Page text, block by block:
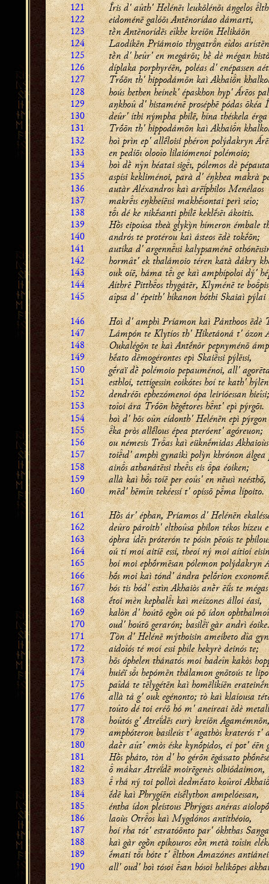
121 Îris d' aûth' Helénēı leukōlénōı áŋgelos
122 eidoménē galóōı Antēnorídao dámarti,
123 tḕn Antēnorídēs eîkhe kreíōn Helikáōn
124 Laodíkēn Priámoio thygatrn eîdos
125 tḕn d' heûr' en megárōı; hḕ dè mégan
126 díplaka porphyréēn, poléas d' enépassen
127 Trṓōn th' hippodámōn kaì Akhain
128 hoús hethen heínek' épaskhon hyp' Árēos
129 aŋkhoû d' histaménē proséphē pódas ōkéa
130 deûr' íthi nýmpha phílē, hína théskela
131 Trṓōn th' hippodámōn kaì Akhain
132 hoì prìn ep' allḗloisi phéron polýdakryn
133 en pedíōı olooîo lilaiómenoi polémoio;
134 hoì dḕ nŷn héatai sigı, pólemos dè
135 aspísi kekliménoi, parà d' éŋkhea makrà
136 autàr Aléxandros kaì arēḯphilos Menélaos
137 makrıs eŋkheíēısi makhḗsontai perì seîo;
138 tı dé ke nikḗsanti phílē keklḗsēı ákoitis.
139 Hṑs eipoûsa theà glykỳn hímeron émbale
140 andrós te protérou kaì ásteos ēdè tokḗōn;
141 autíka d' argennısi kalypsaménē
142 hormât' ek thalámoio téren katà dákry
143 ouk oíē, háma tı ge kaì amphípoloi dý'
144 Aíthrē Pitthos thygátēr, Klyménē te
145 aîpsa d' épeith' híkanon hóthi Skaiaì pýlai
146 Hoì d' amphì Príamon kaì Pánthoos ēdè
147 Lámpón te Klytíos th' Hiketáoná t' ózon
148 Oukalégōn te kaì Antḗnōr pepnyménō
149 hḗato dēmogérontes epì Skaiısi pýlēısi,
150 gḗraï dḕ polémoio pepauménoi, all'
151 esthloí, tettígessin eoikótes hoí te kath' hýlēn
152 dendréōı ephezómenoi ópa leirióessan hieîsi;
153 toîoi ára Trṓōn hēgḗtores hnt' epì pýrgōı.
154 hoì d' hōs oûn eídonth' Helénēn epì pýrgon
155 ka pròs allḗlous épea pteróent' agóreuon;
156 ou némesis Tras kaì eüknḗmidas Akhaioùs
157 toiıd' amphì gynaikì polỳn khrónon álgea
158 ains athanátēısi theıs eis pa éoiken;
159 allà kaì hs toíē per eoûs' en nēusì neésthō,
160 mēd' hēmîn tekéessí t' opíssō pma lípoito.
161 Hṑs ár' éphan, Príamos d' Helénēn
162 deûro pároith' elthoûsa phílon tékos hízeu
163 óphra ídēı próterón te pósin pēoús te
164 oú tí moi aitíē essí, theoí ný moi aítioí eisin
165 hoí moi ephṓrmēsan pólemon polýdakryn
166 hṓs moi kaì tónd' ándra pelṓrion
167 hós tis hód' estìn Akhaiòs anḕr ēǘs te
168 ḗtoi mèn kephalı kaì meízones álloi éasi,
169 kalòn d' hoútō egṑn oú pō ídon
170 oud' hoútō gerarón; basilï gàr andrì éoike.
171 Tòn d' Helénē mýthoisin ameíbeto dîa
172 aidoîós té moí essi phíle hekyrè deinós te;
173 hōs óphelen thánatós moi hadeîn kakòs
174 huiéï sı hepómēn thálamon gnōtoús te
175 paîdá te tēlygétēn kaì homēlikíēn
176 allà tá g' ouk egénonto; tò kaì klaíousa
177 toûto dé toi eréō hó m' aneíreai ēdè
178 hoûtós g' Atreḯdēs eurỳ kreíōn Agamémnōn,
179 amphóteron basileús t' agathòs kraterós t'
180 daḕr aût' emòs éske kynṓpidos, eí pot' éēn
181 Hṑs pháto, tòn d' ho gérōn ēgássato
182  mákar Atreḯdē moirēgenès olbiódaimon,
183  rhá ný toi polloì dedmḗato koûroi
184 ḗdē kaì Phrygíēn eisḗlython ampelóessan,
185 éntha ídon pleístous Phrýgas anéras
186 laoùs Otros kaì Mygdónos antithéoio,
187 hoí rha tót' estratóōnto par' ókhthas
188 kaì gàr egṑn epíkouros eṑn metà toîsin
189 ḗmati tı hóte t' lthon Amazónes
190 all' oud' hoì tósoi san hósoi helíkōpes